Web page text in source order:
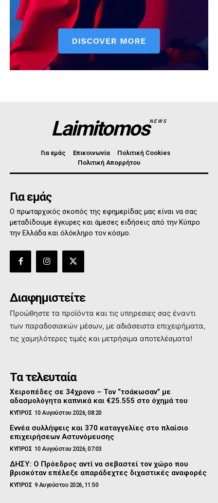
LaimitomosNEWS
Για εμάς Επικοινωνία
Πολιτική Cookies
Πολιτική Απορρήτου
Για εμάς
Ο πρωταρχικός σκοπός της εφημερίδας μας είναι να σας
μεταδίδουμε έγκυρες και άμεσες ειδήσεις από την Κύπρο
την Ελλάδα και όλόκληρο τον κόσμο.
Διαφημιστείτε
Προώθηστε τα προϊόντα και τις υπηρεσιες σας έναντι
των παραδοσιακών μέσων, με αδιάσειστα επιχειρήματα,
τις χαμηλότερες τιμές και μετρήσιμα αποτελέσματα!
Τα τελευταία
Χειροπέδες σε 34χρονο – Τον “τσάκωσαν” με
αδασμολόγητα καπνικά και €25.555 στο όχημά του
ΚΥΠΡΟΣ 10 Αυγούστου 2026, 08:20
Εννέα συλλήψεις και 370 καταγγελίες στο πλαίσιο
επιχειρήσεων Αστυνόμευσης
ΚΥΠΡΟΣ 10 Αυγούστου 2026, 07:03
ΔΗΣΥ: Ο Πρόεδρος αντί να σεβαστεί τον χώρο που
βρισκόταν επέλεξε απαράδεχτες διχαστικές αναφορές
ΚΥΠΡΟΣ 9 Αυγούστου 2026, 11:50